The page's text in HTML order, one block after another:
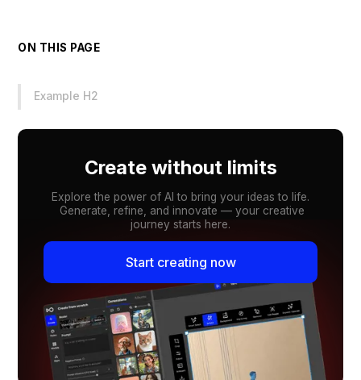
ON THIS PAGE
Example H2
Create without limits
Explore the power of AI to bring your ideas to life.
Generate, refine, and innovate — your creative
journey starts here.
Start creating now